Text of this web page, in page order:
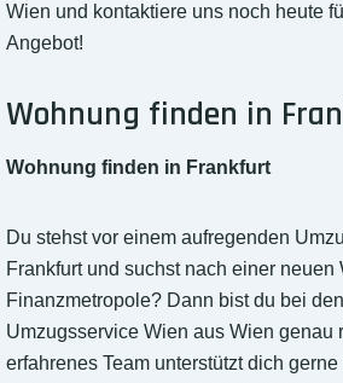
Wien und kontaktiere uns noch heute
Angebot!
Wohnung finden in
Wohnung finden in Frankfurt
Du stehst vor einem aufregenden
Frankfurt und suchst nach einer neuen
Finanzmetropole? Dann bist du bei
Umzugsservice Wien aus Wien genau
erfahrenes Team unterstützt dich